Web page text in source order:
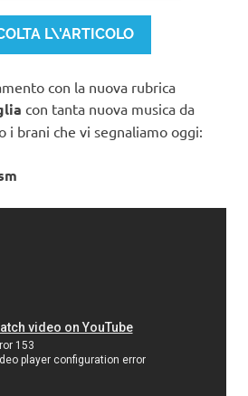
L\'ARTICOLO
con la nuova rubrica
con tanta nuova musica da
i brani che vi segnaliamo oggi: